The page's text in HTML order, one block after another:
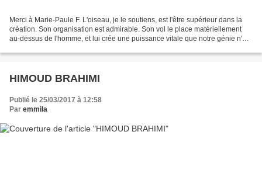
Merci à Marie-Paule F. L'oiseau, je le soutiens, est l'être supérieur dans la
création. Son organisation est admirable. Son vol le place matériellement
au-dessus de l'homme, et lui crée une puissance vitale que notre génie n'a
HIMOUD BRAHIMI
Publié le 25/03/2017 à 12:58
Par emmila